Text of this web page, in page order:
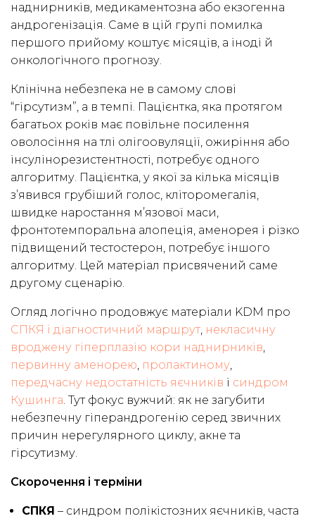
наднирників, медикаментозна або екзогенна
андрогенізація. Саме в цій групі помилка
першого прийому коштує місяців, а іноді й
онкологічного прогнозу.
Клінічна небезпека не в самому слові
“гірсутизм”, а в темпі. Пацієнтка, яка протягом
багатьох років має повільне посилення
оволосіння на тлі олігоовуляції, ожиріння або
інсулінорезистентності, потребує одного
алгоритму. Пацієнтка, у якої за кілька місяців
з’явився грубіший голос, кліторомегалія,
швидке наростання м’язової маси,
фронтотемпоральна алопеція, аменорея і різко
підвищений тестостерон, потребує іншого
алгоритму. Цей матеріал присвячений саме
другому сценарію.
Огляд логічно продовжує матеріали KDM про
СПКЯ і діагностичний маршрут, некласичну
вроджену гіперплазію кори наднирників,
первинну аменорею, пролактиному,
передчасну недостатність яєчників і синдром
Кушинга. Тут фокус вужчий: як не загубити
небезпечну гіперандрогенію серед звичних
причин нерегулярного циклу, акне та
гірсутизму.
Скорочення і терміни
СПКЯ – синдром полікістозних яєчників, часта